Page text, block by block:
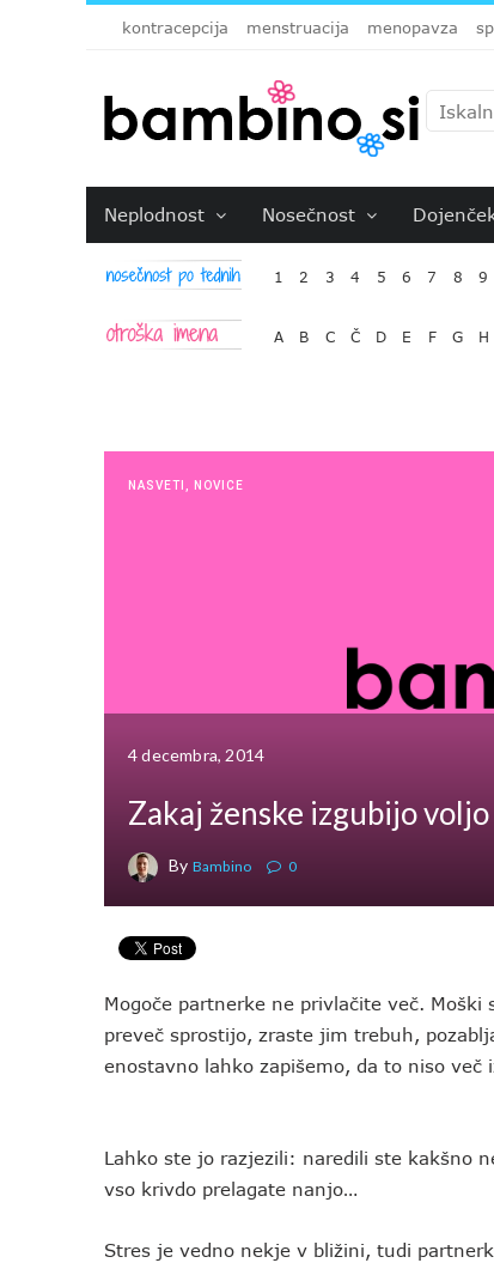
kontracepcija menstruacija menopavza
Neplodnost Nosečnost
1 2 3 4 5 6 7 8 9
A B C Č D E F G H
NASVETI NOVICE
4 decembra, 2014
Zakaj ženske izgubijo voljo
By Bambino 0
Mogoče partnerke ne privlačite več.
preveč sprostijo, zraste jim trebuh,
enostavno lahko zapišemo, da to niso več
Lahko ste jo razjezili: naredili ste kakšno
vso krivdo prelagate nanjo…
Stres je vedno nekje v bližini, tudi